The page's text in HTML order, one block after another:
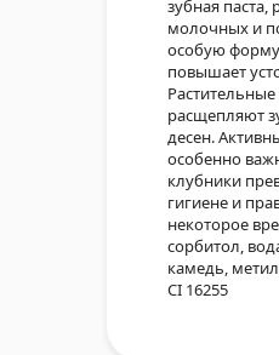
зубная
молочных и
особую форму
повышает
расщепляют
десен.
особенно
клубники
гигиене и
некоторое
сорбитол,
камедь,
CI 16255